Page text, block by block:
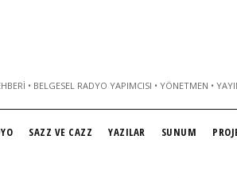
• BELGESEL RADYO YAPIMCISI • YÖNETMEN •
SAZZ VE CAZZ YAZILAR SUNUM